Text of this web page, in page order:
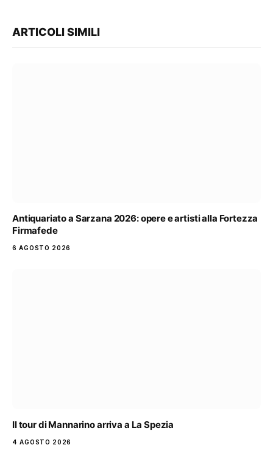
ARTICOLI SIMILI
Antiquariato a Sarzana 2026: opere e artisti alla Fortezza
Firmafede
6 AGOSTO 2026
Il tour di Mannarino arriva a La Spezia
4 AGOSTO 2026